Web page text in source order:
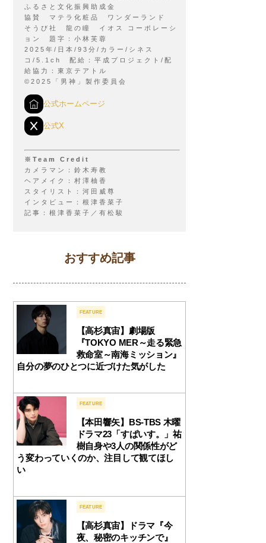
ふるさと文化振興助成金
協賛 マテラ化粧品 ワンダーランド
そうび社 龍の瞳 イオス コーポレーシ
ョン 題字：小林芙蓉
2025年/日本/93分/カラー/シネス
コ/5.1ch 配給：平成プロジェクト/配
給協力：東京テアトル
©2025「男神」製作委員会
公式ホームページ
公式X
※Team Credit
カメラマン：鈴木寿教
ヘアメイク：村澤柚香
スタイリスト：河田威尊
インタビュー：根津香菜子
記事：根津香菜子／有松駿
おすすめ記事
FEATURE
【高杉真宙】劇場版
『TOKYO MER～走る緊急
救命室～南海ミッション』
自分の夢のひとつに近づけた気がした
FEATURE
【本田響矢】BS-TBS 木曜
ドラマ23「すぱいす。」祐
樹自身や3人の関係性がど
う変わっていくのか、注目して観てほし
い
FEATURE
【高杉真宙】ドラマ『今
夜、秘密のキッチンで』